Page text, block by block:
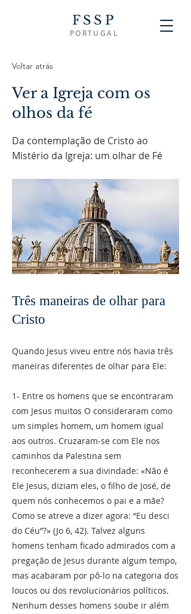
FSSP
PORTUGAL
Voltar atrás
Ver a Igreja com os
olhos da fé
Da contemplação de Cristo ao
Mistério da Igreja: um olhar de Fé
Três maneiras de olhar para
Cristo
Quando Jesus viveu entre nós havia três
maneiras diferentes de olhar para Ele:
1- Entre os homens que se encontraram
com Jesus muitos O consideraram como
um simples homem, um homem igual
aos outros. Cruzaram-se com Ele nos
caminhos da Palestina sem
reconhecerem a sua divindade: «Não é
Ele Jesus, diziam eles, o filho de José, de
quem nós conhecemos o pai e a mãe?
Como se atreve a dizer agora: “Eu desci
do Céu”?» (Jo 6, 42). Talvez alguns
homens tenham ficado admirados com a
pregação de Jesus durante algum tempo,
mas acabaram por pô-lo na categoria dos
loucos ou dos revolucionários políticos.
Nenhum desses homens soube ir além